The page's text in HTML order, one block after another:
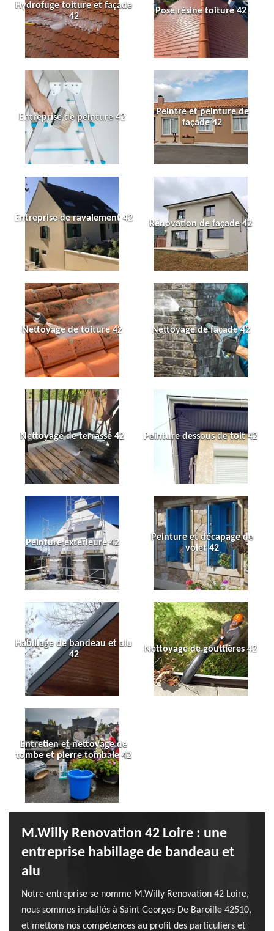
Hydrofuge toiture et façade
42
Pose résine toiture 42
Entreprise de peinture 42
Peintre et peinture de
façade 42
Entreprise de ravalement 42
Rénovation de façade 42
Nettoyage de toiture 42 Nettoyage de façade 42
Nettoyage de terrasse 42 Peinture dessous de toit 42
Peinture extérieure 42
Peinture et décapage de
volet 42
Habillage de bandeau et alu
42
Nettoyage de gouttières 42
Entretien et nettoyage de
tombe et pierre tombale 42
M.Willy Renovation 42 Loire : une
entreprise habillage de bandeau et
alu
Notre entreprise se nomme M.Willy Renovation 42 Loire,
nous sommes installés à Saint Georges De Baroille 42510,
et mettons nos compétences au profit des particuliers et